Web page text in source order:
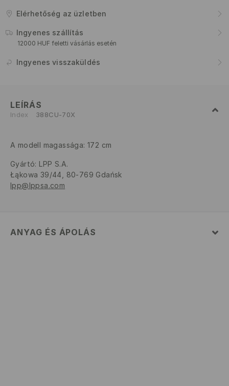
Elérhetőség az üzletben
Ingyenes szállítás
12000 HUF feletti vásárlás esetén
Ingyenes visszaküldés
LEÍRÁS
Index 388CU-70X
A modell magassága: 172 cm
Gyártó: LPP S.A.
Łąkowa 39/44, 80-769 Gdańsk
lpp@lppsa.com
ANYAG ÉS ÁPOLÁS